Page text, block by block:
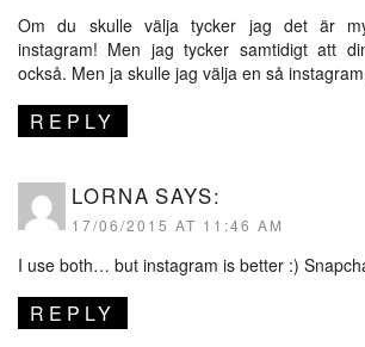
Om du skulle välja tycker jag det är
instagram! Men jag tycker samtidigt att
också. Men ja skulle jag välja en så
REPLY
LORNA SAYS:
17/06/2015 AT 11:46 AM
I use both… but instagram is better :)
REPLY